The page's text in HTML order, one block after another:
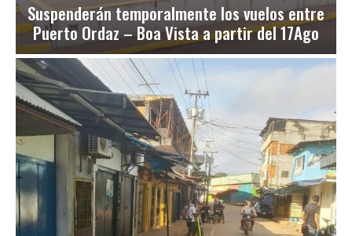
Suspenderán temporalmente los vuelos entre
Puerto Ordaz – Boa Vista a partir del 17Ago